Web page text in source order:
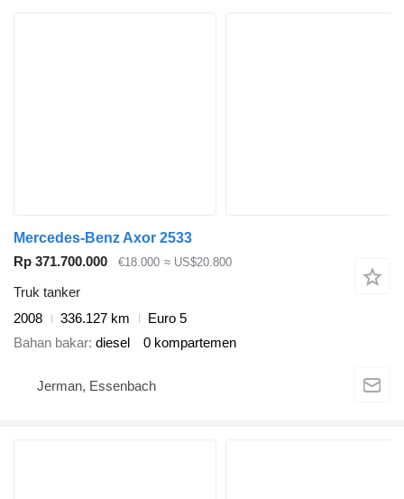
Mercedes-Benz Axor 2533
Rp 371.700.000
€18.000 ≈ US$20.800
Truk tanker
2008
336.127 km
Euro 5
Bahan bakar diesel 0 kompartemen
Jerman, Essenbach